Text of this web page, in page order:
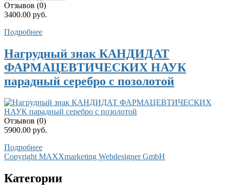
Отзывов (0)
3400.00 руб.
Подробнее
Нагрудный знак КАНДИДАТ
ФАРМАЦЕВТИЧЕСКИХ НАУК
парадный серебро с позолотой
Отзывов (0)
5900.00 руб.
Подробнее
Copyright MAXXmarketing Webdesigner GmbH
Категории